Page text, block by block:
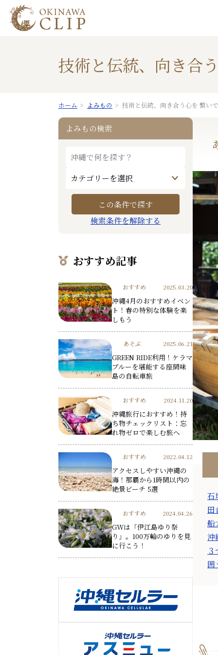
技術と伝統、向き合
ホーム よみもの 技術と伝統、向き合う心を 繋い
石
田
船
沖
囲
よみもの検索
検索条件を解除する
おすすめ記事
おすすめ 2025.03.20
沖縄4月のおすすめイベン
ト！春の特別な体験を楽
しもう
あそぶ 2025.06.21
GREEN RIDE利用！ケラマ
ブルーを堪能する座間味
島の自転車旅
おすすめ 2024.11.20
沖縄旅行におすすめ！持
ち物チェックリスト：忘
れ物ゼロで楽しむ旅へ
おすすめ 2022.04.12
アクセスしやすい沖縄の
海！那覇から1時間以内の
絶景ビーチ 5選
おすすめ 2024.04.26
GWは「伊江島ゆり祭
り」。100万輪のゆりを見
に行こう！